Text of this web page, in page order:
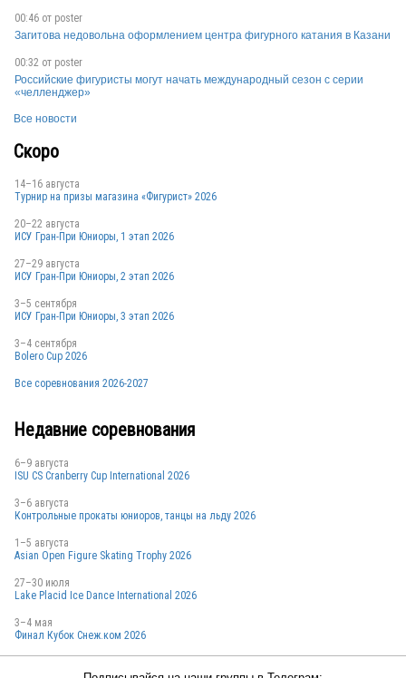
USA
USA
00:46 от poster
Загитова недовольна оформлением центра фигурного катания в Казани
00:32 от poster
Российские фигуристы могут начать международный сезон с серии
«челленджер»
Все новости
Скоро
14–16 августа
Турнир на призы магазина «Фигурист» 2026
20–22 августа
ИСУ Гран-При Юниоры, 1 этап 2026
27–29 августа
ИСУ Гран-При Юниоры, 2 этап 2026
3–5 сентября
ИСУ Гран-При Юниоры, 3 этап 2026
3–4 сентября
Bolero Cup 2026
Все соревнования 2026-2027
Недавние соревнования
6–9 августа
ISU CS Cranberry Cup International 2026
3–6 августа
Контрольные прокаты юниоров, танцы на льду 2026
1–5 августа
Asian Open Figure Skating Trophy 2026
27–30 июля
Lake Placid Ice Dance International 2026
3–4 мая
Финал Кубок Снеж.ком 2026